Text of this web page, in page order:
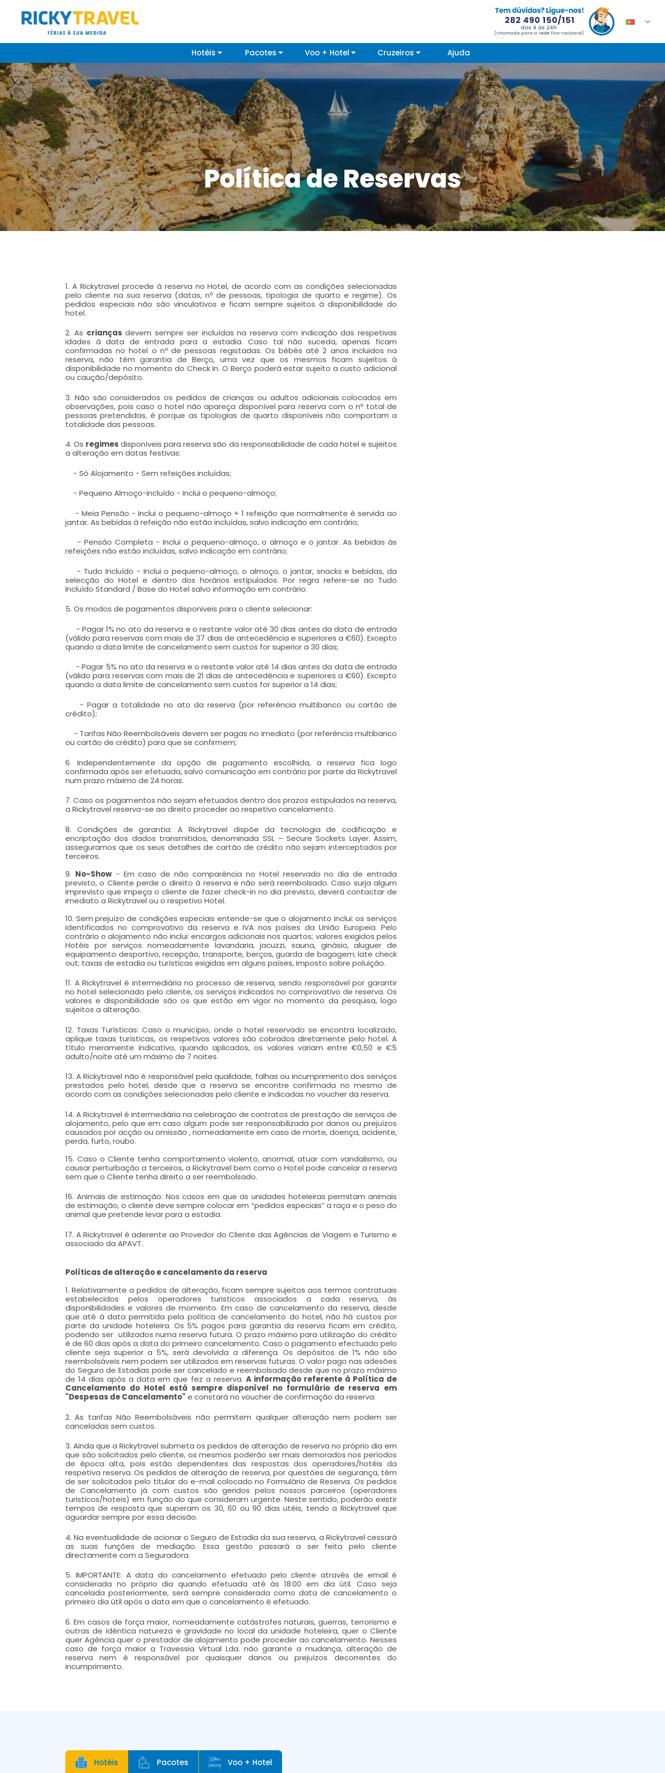
Hotéis Pacotes Voo + Hotel Cruzeiros Ajuda
Política de Reservas
1. A Rickytravel procede à reserva no Hotel, de acordo com as condições selecionadas
pelo cliente na sua reserva (datas, nº de pessoas, tipologia de quarto e regime). Os
pedidos especiais não são vinculativos e ficam sempre sujeitos à disponibilidade do
hotel.
2. As crianças devem sempre ser incluídas na reserva com indicação das respetivas
idades à data de entrada para a estadia. Caso tal não suceda, apenas ficam
confirmadas no hotel o nº de pessoas registadas. Os bébés até 2 anos incluidos na
reserva, não têm garantia de Berço, uma vez que os mesmos ficam sujeitos à
disponibilidade no momento do Check In. O Berço poderá estar sujeito a custo adicional
ou caução/depósito.
3. Não são considerados os pedidos de crianças ou adultos adicionais colocados em
observações, pois caso o hotel não apareça disponível para reserva com o nº total de
pessoas pretendidas, é porque as tipologias de quarto disponíveis não comportam a
totalidade das pessoas.
4. Os regimes disponíveis para reserva são da responsabilidade de cada hotel e sujeitos
a alteração em datas festivas:
- Só Alojamento - Sem refeições incluídas;
- Pequeno Almoço-incluído - Inclui o pequeno-almoço;
- Meia Pensão - Inclui o pequeno-almoço + 1 refeição que normalmente é servida ao
jantar. As bebidas à refeição não estão incluídas, salvo indicação em contrário;
- Pensão Completa - Inclui o pequeno-almoço, o almoço e o jantar. As bebidas às
refeições não estão incluídas, salvo indicação em contrário;
- Tudo Incluído - Inclui o pequeno-almoço, o almoço, o jantar, snacks e bebidas, da
selecção do Hotel e dentro dos horários estipulados. Por regra refere-se ao Tudo
Incluído Standard / Base do Hotel salvo informação em contrário.
5. Os modos de pagamentos disponiveis para o cliente selecionar:
- Pagar 1% no ato da reserva e o restante valor até 30 dias antes da data de entrada
(válido para reservas com mais de 37 dias de antecedência e superiores a €60). Excepto
quando a data limite de cancelamento sem custos for superior a 30 dias;
- Pagar 5% no ato da reserva e o restante valor até 14 dias antes da data de entrada
(válido para reservas com mais de 21 dias de antecedência e superiores a €60). Excepto
quando a data limite de cancelamento sem custos for superior a 14 dias;
- Pagar a totalidade no ato da reserva (por referência multibanco ou cartão de
crédito);
- Tarifas Não Reembolsáveis devem ser pagas no imediato (por referência multibanco
ou cartão de crédito) para que se confirmem;
6. Independentemente da opção de pagamento escolhida, a reserva fica logo
confirmada após ser efetuada, salvo comunicação em contrário por parte da Rickytravel
num prazo máximo de 24 horas.
7. Caso os pagamentos não sejam efetuados dentro dos prazos estipulados na reserva,
a Rickytravel reserva-se ao direito proceder ao respetivo cancelamento.
8. Condições de garantia: A Rickytravel dispõe da tecnologia de codificação e
encriptação dos dados transmitidos, denominada SSL – Secure Sockets Layer. Assim,
asseguramos que os seus detalhes de cartão de crédito não sejam interceptados por
terceiros.
9. No-Show- Em caso de não comparência no Hotel reservado no dia de entrada
previsto, o Cliente perde o direito á reserva e não será reembolsado. Caso surja algum
imprevisto que impeça o cliente de fazer check-in no dia previsto, deverá contactar de
imediato a Rickytravel ou o respetivo Hotel.
10. Sem prejuízo de condições especiais entende-se que o alojamento inclui: os serviços
identificados no comprovativo da reserva e IVA nos países da União Europeia. Pelo
contrário o alojamento não inclui: encargos adicionais nos quartos; valores exigidos pelos
Hotéis por serviços nomeadamente lavandaria, jacuzzi, sauna, ginásio, aluguer de
equipamento desportivo, recepção, transporte, berços, guarda de bagagem; late check
out; taxas de estadia ou turísticas exigidas em alguns países, imposto sobre poluição.
11. A Rickytravel é intermediária no processo de reserva, sendo responsável por garantir
no hotel selecionado pelo cliente, os serviços indicados no comprovativo de reserva. Os
valores e disponibilidade são os que estão em vigor no momento da pesquisa, logo
sujeitos a alteração.
12. Taxas Turísticas: Caso o município, onde o hotel reservado se encontra localizado,
aplique taxas turísticas, os respetivos valores são cobrados diretamente pelo hotel. A
título meramente indicativo, quando aplicados, os valores variam entre €0,50 e €5
adulto/noite até um máximo de 7 noites.
13. A Rickytravel não é responsável pela qualidade, falhas ou incumprimento dos serviços
prestados pelo hotel, desde que a reserva se encontre confirmada no mesmo de
acordo com as condições selecionadas pelo cliente e indicadas no voucher da reserva.
14. A Rickytravel é intermediária na celebração de contratos de prestação de serviços de
alojamento, pelo que em caso algum pode ser responsabilizada por danos ou prejuízos
causados por acção ou omissão , nomeadamente em caso de morte, doença, acidente,
perda, furto, roubo.
15. Caso o Cliente tenha comportamento violento, anormal, atuar com vandalismo, ou
causar perturbação a terceiros, a Rickytravel bem como o Hotel pode cancelar a reserva
sem que o Cliente tenha direito a ser reembolsado.
16. Animais de estimação: Nos casos em que as unidades hoteleiras permitam animais
de estimação, o cliente deve sempre colocar em “pedidos especiais” a raça e o peso do
animal que pretende levar para a estadia.
17. A Rickytravel é aderente ao Provedor do Cliente das Agências de Viagem e Turismo e
associado da APAVT.
Políticas de alteração e cancelamento da reserva
1. Relativamente a pedidos de alteração, ficam sempre sujeitos aos termos contratuais
estabelecidos pelos operadores turisticos associados a cada reserva, às
disponibilidades e valores de momento. Em caso de cancelamento da reserva, desde
que até à data permitida pela política de cancelamento do hotel, não há custos por
parte da unidade hoteleira. Os 5% pagos para garantia da reserva ficam em crédito,
podendo ser utilizados numa reserva futura. O prazo máximo para utilização do crédito
é de 60 dias após a data do primeiro cancelamento. Caso o pagamento efectuado pelo
cliente seja superior a 5%, será devolvida a diferença. Os depósitos de 1% não são
reembolsáveis nem podem ser utilizados em reservas futuras. O valor pago nas adesões
do Seguro de Estadias pode ser cancelado e reembolsado desde que no prazo máximo
de 14 dias após a data em que fez a reserva. A informação referente à Política de
Cancelamento do Hotel está sempre disponível no formulário de reserva em
"Despesas de Cancelamento" e constará no voucher de confirmação da reserva.
2. As tarifas Não Reembolsáveis não permitem qualquer alteração nem podem ser
canceladas sem custos.
3. Ainda que a Rickytravel submeta os pedidos de alteração de reserva no próprio dia em
que são solicitados pelo cliente, os mesmos poderão ser mais demorados nos períodos
de época alta, pois estão dependentes das respostas dos operadores/hotéis da
respetiva reserva. Os pedidos de alteração de reserva, por questões de segurança, têm
de ser solicitados pelo titular do e-mail colocado no Formulário de Reserva. Os pedidos
de Cancelamento já com custos são geridos pelos nossos parceiros (operadores
turisticos/hoteis) em função do que consideram urgente. Neste sentido, poderão existir
tempos de resposta que superam os 30, 60 ou 90 dias utéis, tendo a Rickytravel que
aguardar sempre por essa decisão.
4. Na eventualidade de acionar o Seguro de Estadia da sua reserva, a Rickytravel cessará
as suas funções de mediação. Essa gestão passará a ser feita pelo cliente
directamente com a Seguradora.
5. IMPORTANTE: A data do cancelamento efetuado pelo cliente através de email é
considerada no próprio dia quando efetuada até às 18:00 em dia útil. Caso seja
cancelada posteriormente, será sempre considerada como data de cancelamento o
primeiro dia útil após a data em que o cancelamento é efetuado.
6. Em casos de força maior, nomeadamente catástrofes naturais, guerras, terrorismo e
outras de idêntica natureza e gravidade no local da unidade hoteleira, quer o Cliente
quer Agência quer o prestador de alojamento pode proceder ao cancelamento. Nesses
caso de força maior a Travessia Virtual Lda. não garante a mudança, alteração de
reserva nem é responsável por quaisquer danos ou prejuízos decorrentes do
incumprimento.
Hotéis Pacotes Voo + Hotel